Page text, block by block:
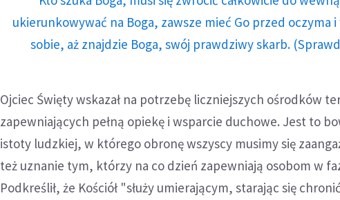
ukierunkowywać na Boga, zawsze mieć Go przed oczyma
sobie, aż znajdzie Boga, swój prawdziwy skarb.
Ojciec Święty wskazał na potrzebę liczniejszych ośrodków
zapewniających pełną opiekę i wsparcie duchowe. Jest to
istoty ludzkiej, w którego obronę wszyscy musimy się
też uznanie tym, którzy na co dzień zapewniają osobom w
Podkreślił, że Kościół "służy umierającym, starając się